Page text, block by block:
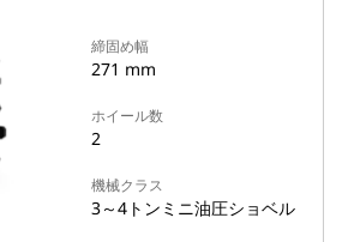
締固め幅
271 mm
ホイール数
2
機械クラス
3～4トンミニ油圧ショベル